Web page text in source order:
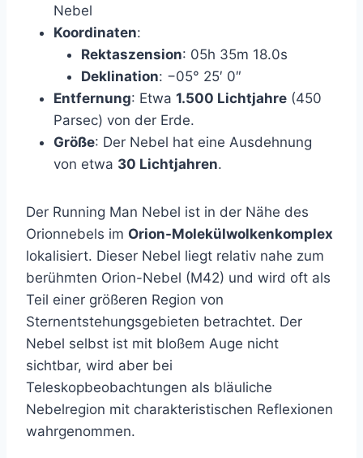
Nebel
Koordinaten:
Rektaszension: 05h 35m 18.0s
Deklination: −05° 25′ 0″
Entfernung: Etwa 1.500 Lichtjahre (450
Parsec) von der Erde.
Größe: Der Nebel hat eine Ausdehnung
von etwa 30 Lichtjahren.
Der Running Man Nebel ist in der Nähe des
Orionnebels im Orion-Molekülwolkenkomplex
lokalisiert. Dieser Nebel liegt relativ nahe zum
berühmten Orion-Nebel (M42) und wird oft als
Teil einer größeren Region von
Sternentstehungsgebieten betrachtet. Der
Nebel selbst ist mit bloßem Auge nicht
sichtbar, wird aber bei
Teleskopbeobachtungen als bläuliche
Nebelregion mit charakteristischen Reflexionen
wahrgenommen.